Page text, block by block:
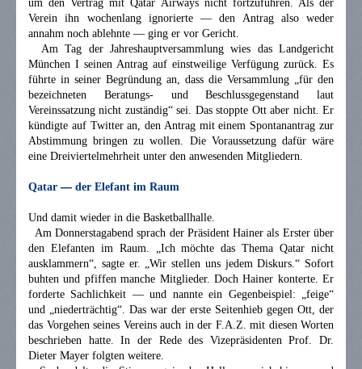
um den Vertrag mit Qatar Airways nicht fortzuführen. Als der
Verein ihn wochenlang ignorierte — den Antrag also weder
annahm noch ablehnte — ging er vor Gericht.
Am Tag der Jahreshauptversammlung wies das Landgericht
München I seinen Antrag auf einstweilige Verfügung zurück. Es
führte in seiner Begründung an, dass die Versammlung „für den
bezeichneten Beratungs- und Beschlussgegenstand laut
Vereinssatzung nicht zuständig“ sei. Das stoppte Ott aber nicht. Er
kündigte auf Twitter an, den Antrag mit einem Spontanantrag zur
Abstimmung bringen zu wollen. Die Voraussetzung dafür wäre
eine Dreiviertelmehrheit unter den anwesenden Mitgliedern.
Qatar — der Elefant im Raum
Und damit wieder in die Basketballhalle.
Am Donnerstagabend sprach der Präsident Hainer als Erster über
den Elefanten im Raum. „Ich möchte das Thema Qatar nicht
ausklammern“, sagte er. „Wir stellen uns jedem Diskurs.“ Sofort
buhten und pfiffen manche Mitglieder. Doch Hainer konterte. Er
forderte Sachlichkeit — und nannte ein Gegenbeispiel: „feige“
und „niederträchtig“. Das war der erste Seitenhieb gegen Ott, der
das Vorgehen seines Vereins auch in der F.A.Z. mit diesen Worten
beschrieben hatte. In der Rede des Vizepräsidenten Prof. Dr.
Dieter Mayer folgten weitere.